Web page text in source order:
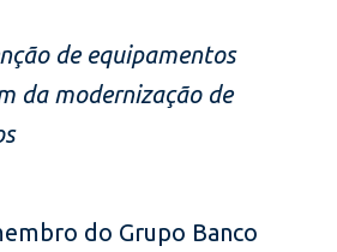
de equipamentos
da modernização de
do Grupo Banco